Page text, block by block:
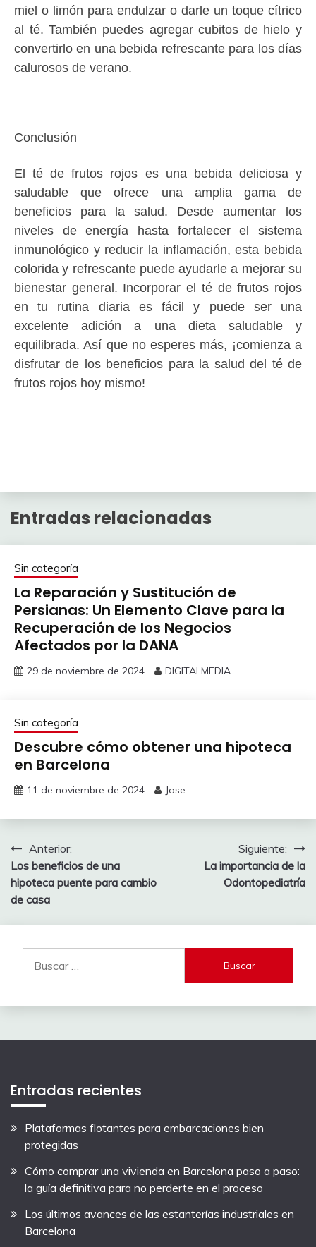
miel o limón para endulzar o darle un toque cítrico
al té. También puedes agregar cubitos de hielo y
convertirlo en una bebida refrescante para los días
calurosos de verano.
Conclusión
El té de frutos rojos es una bebida deliciosa y
saludable que ofrece una amplia gama de
beneficios para la salud. Desde aumentar los
niveles de energía hasta fortalecer el sistema
inmunológico y reducir la inflamación, esta bebida
colorida y refrescante puede ayudarle a mejorar su
bienestar general. Incorporar el té de frutos rojos
en tu rutina diaria es fácil y puede ser una
excelente adición a una dieta saludable y
equilibrada. Así que no esperes más, ¡comienza a
disfrutar de los beneficios para la salud del té de
frutos rojos hoy mismo!
Entradas relacionadas
Sin categoría
La Reparación y Sustitución de
Persianas: Un Elemento Clave para la
Recuperación de los Negocios
Afectados por la DANA
29 de noviembre de 2024 DIGITALMEDIA
Sin categoría
Descubre cómo obtener una hipoteca
en Barcelona
11 de noviembre de 2024 Jose
Navegación
de
entradas
Anterior:
Los beneficios de una
hipoteca puente para cambio
de casa
Siguiente:
La importancia de la
Odontopediatría
Entradas recientes
Plataformas flotantes para embarcaciones bien
protegidas
Cómo comprar una vivienda en Barcelona paso a paso:
la guía definitiva para no perderte en el proceso
Los últimos avances de las estanterías industriales en
Barcelona